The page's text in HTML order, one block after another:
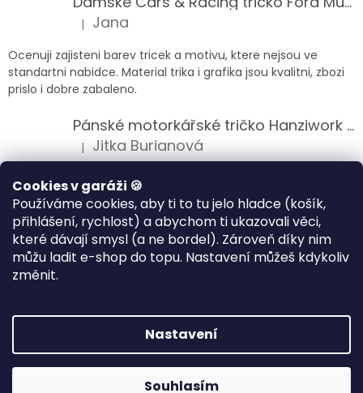
Cookies v garáži 🍪
Používáme cookies, aby ti to tu jelo hladce (košík,
přihlášení, rychlost) a abychom ti ukazovali věci,
které dávají smysl (a ne bordel). Zároveň díky nim
můžu ladit e-shop do topu. Nastavení můžeš kdykoliv
změnit.
Nastavení
Souhlasím
Hodnocení produktu je 5 z 5 hvězdiček.
| Jana
Ocenuji zajisteni barev tricek a motivu, ktere nejsou ve
standartni nabidce. Material trika i grafika jsou kvalitni, zbozi
prislo i dobre zabaleno.
Pánské motorkářské tričko Hanziwork Custom Bobber
Hodnocení produktu je 5 z 5 hvězdiček.
| Jitka Burianová
Splnil očekávání na jedničku
Hodnocení produktu je 5 z 5 hvězdiček.
| Klára Musilová
Jsem velice spokojena, velmi kvalitni zbozi.
Vytvořil Shoptet